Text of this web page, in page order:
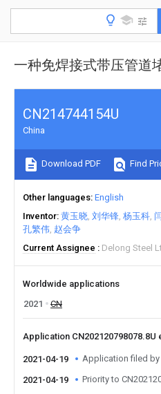
一种免焊接式带压管道
CN214744154U
China
Download PDF Find
Other languages English
Inventor 黄玉晓 刘华锋 杨玉科
孔繁伟 赵会争
Current Assignee
Delong Steel
Worldwide applications
2021
CN
Application CN202120798078.8U
2021-04-19 Application filed by
2021-04-19 Priority to